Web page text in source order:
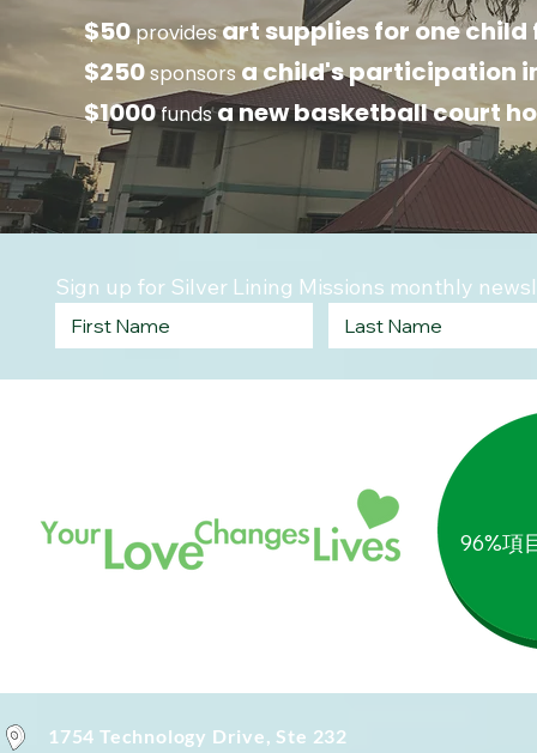
$50providesart supplies for one child
$250sponsorsa child's participation
$1000fundsa new basketball court
Sign up for Silver Lining Missions monthly
96%項
1754 Technology Drive, Ste 232